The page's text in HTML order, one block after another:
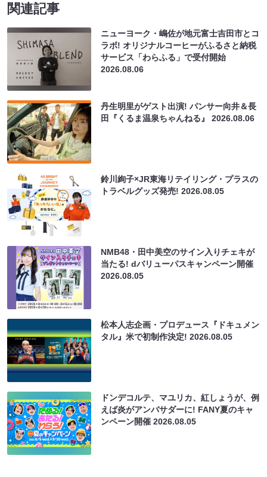
関連記事
ニューヨーク・嶋佐が地元富士吉田市とコ
ラボ! オリジナルコーヒーがふるさと納税
サービス「わらふる」で受付開始
2026.08.06
丹生明里がゲスト出演! パンサー向井＆長
田『くるま温泉ちゃんねる』2026.08.06
鈴川絢子×JR東海リテイリング・プラスの
トラベルグッズ発売!2026.08.05
NMB48・田中美空のサイン入りチェキが
当たる! dバリューパスキャンペーン開催
2026.08.05
松本人志企画・プロデュース『ドキュメン
タル』米で初制作決定!2026.08.05
ドンデコルテ、マユリカ、紅しょうが、例
えば炎がアンバサダーに! FANY夏のキャ
ンペーン開催2026.08.05